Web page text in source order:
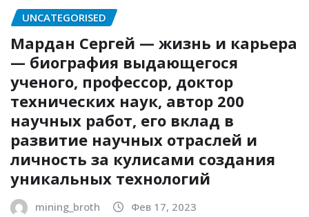
UNCATEGORISED
Мардан Сергей — жизнь и карьера
— биография выдающегося
ученого, профессор, доктор
технических наук, автор 200
научных работ, его вклад в
развитие научных отраслей и
личность за кулисами создания
уникальных технологий
mining_broth Фев 17, 2023